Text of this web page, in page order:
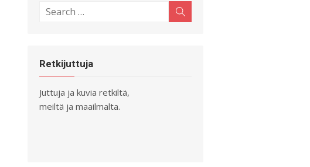
Search
Retkijuttuja
Juttuja ja kuvia retkiltä,
meiltä ja maailmalta.